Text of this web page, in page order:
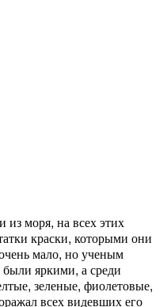
из моря, на всех этих
краски, которыми они
мало, но ученым
были яркими, а среди
зеленые, фиолетовые,
всех видевших его